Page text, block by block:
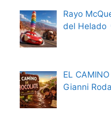
Rayo
del Helado
EL
Gianni